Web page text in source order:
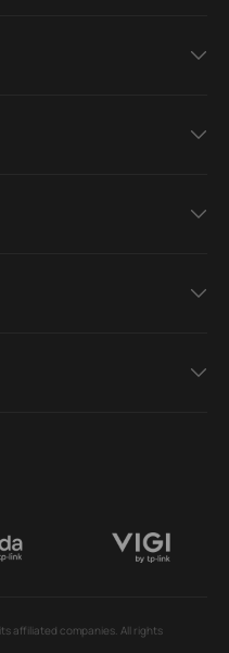
affiliated companies. All rights